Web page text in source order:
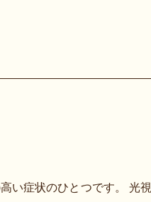
い症状のひとつです。 光視